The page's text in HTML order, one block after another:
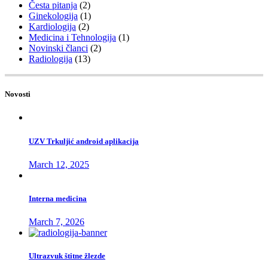
Česta pitanja (2)
Ginekologija (1)
Kardiologija (2)
Medicina i Tehnologija (1)
Novinski članci (2)
Radiologija (13)
Novosti
UZV Trkuljić android aplikacija
March 12, 2025
Interna medicina
March 7, 2026
Ultrazvuk štitne žlezde